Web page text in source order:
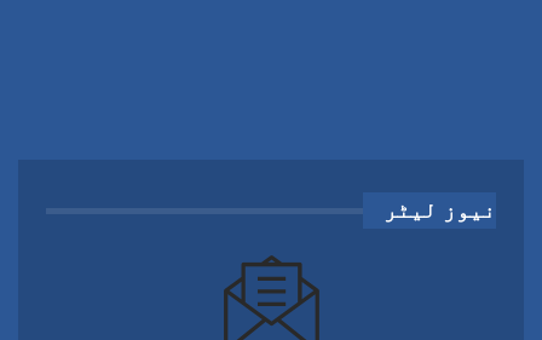
نیوز لیٹر